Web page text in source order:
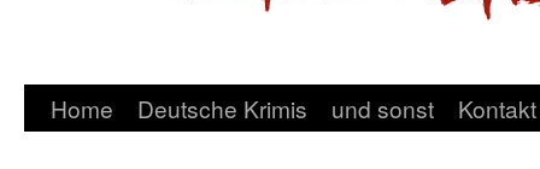
Home Deutsche Krimis und sonst Kontakt